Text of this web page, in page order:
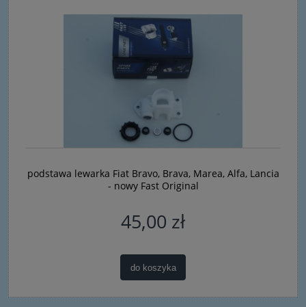
podstawa lewarka Fiat Bravo, Brava, Marea, Alfa, Lancia
- nowy Fast Original
45,00 zł
do koszyka